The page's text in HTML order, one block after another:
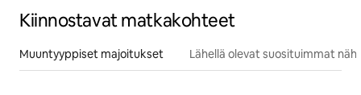
Kiinnostavat matkakohteet
Muuntyyppiset majoitukset Lähellä olevat suosituimmat